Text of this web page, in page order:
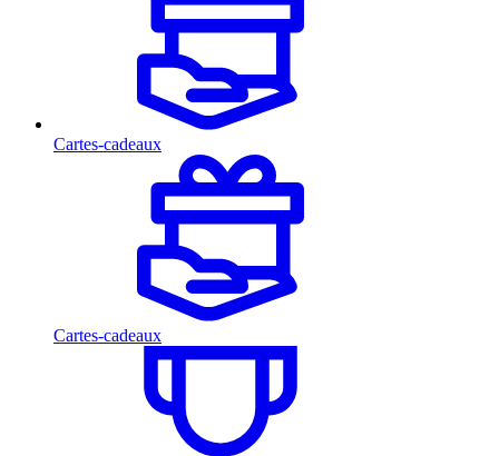
Cartes-cadeaux
Cartes-cadeaux